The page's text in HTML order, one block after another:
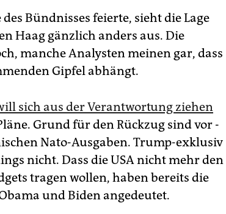
Bündnisses feierte, sieht die Lage
Haag gänzlich anders aus. Die
manche Analysten meinen gar, dass
Gipfel abhängt.
sich aus der Verantwortung ziehen
Grund für den Rückzug sind vor
Nato-Ausgaben. Trump-exklusiv
nicht. Dass die USA nicht mehr den
tragen wollen, haben bereits die
und Biden angedeutet.